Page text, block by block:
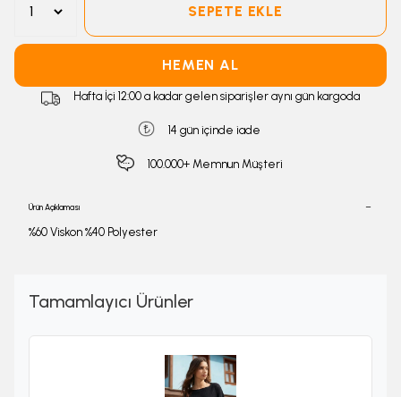
SEPETE EKLE
HEMEN AL
Hafta İçi 12:00 a kadar gelen siparişler aynı gün kargoda
14 gün içinde iade
100.000+ Memnun Müşteri
Ürün Açıklaması
%60 Viskon %40 Polyester
Tamamlayıcı Ürünler